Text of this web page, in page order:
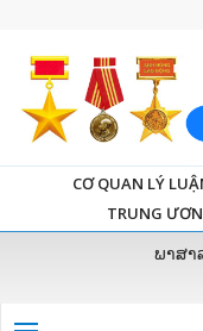
CƠ QUAN LÝ
TRUNG
ພາສາ